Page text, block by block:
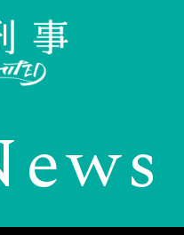
ews